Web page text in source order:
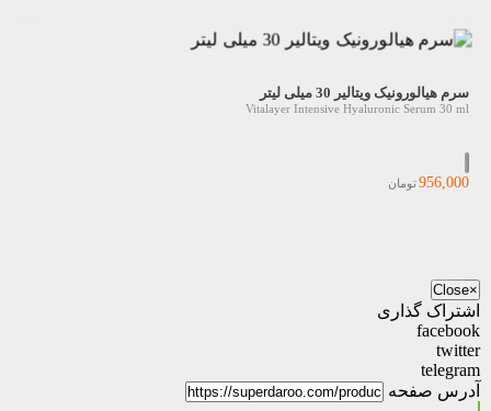
سرم هیالورونیک ویتالیر 30 میلی لیتر
Vitalayer Intensive Hyaluronic Serum 30 ml
956,000تومان
×
Close
اشتراک گذاری
facebook
twitter
telegram
آدرس صفحه